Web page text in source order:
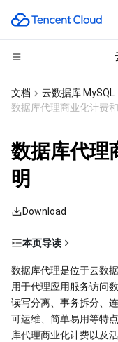
CDN与边缘平台
边缘安全加速平台
内容分发网络 CDN
多网聚合加速（腾
计算
云服务器
专用宿主机
弹性伸缩
高性能计算
边缘计算
服务网格
容器镜像服务
本地专用集群
边缘可用区
微服务
弹性微服务
Serverless
文档 云数据库 MySQL
数据库代理商业化计费
数据库代理
明
Download
本页导读
计费时间
计费方式
数据库代理定价
数据库代理是位于云数
用于代理应用服务访问
读写分离、事务拆分、
可运维、简单易用等特
库代理商业化计费以及活